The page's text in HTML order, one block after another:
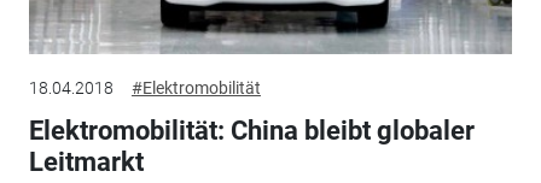
18.04.2018 #Elektromobilität
Elektromobilität: China bleibt globaler
Leitmarkt